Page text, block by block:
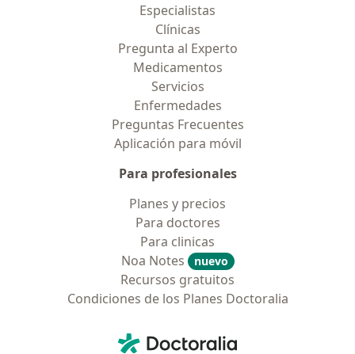
Especialistas
Clínicas
Pregunta al Experto
Medicamentos
Servicios
Enfermedades
Preguntas Frecuentes
Aplicación para móvil
Para profesionales
Planes y precios
Para doctores
Para clinicas
Noa Notes
nuevo
Recursos gratuitos
Condiciones de los Planes Doctoralia
Doctoralia - Página de inicio